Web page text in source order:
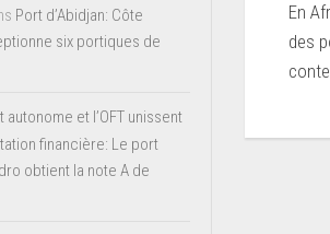
En
des
Port d’Abidjan: Côte
six portiques de
autonome et l’OFT unissent
financière: Le port
obtient la note A de